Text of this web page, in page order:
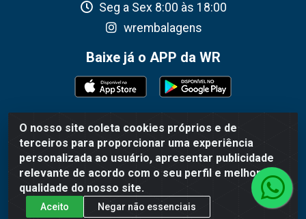
O nosso site coleta cookies próprios e de
terceiros para proporcionar uma experiência
personalizada ao usuário, apresentar publicidade
relevante de acordo com o seu perfil e melhorar a
qualidade do nosso site.
Aceito Negar não essenciais
Seg a Sex 8:00 às 18:00
wrembalagens
Baixe já o APP da WR
WR Embalagens - R. Cel. Teodoro Gomes de Araújo, 1360 -
Grogotó - Barbacena / MG - CEP 36202-628 - CNPJ
02.692.206/0001-55